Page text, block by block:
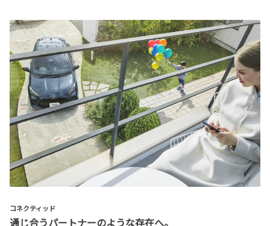
コネクティッド
通じ合うパートナーのような存在へ。